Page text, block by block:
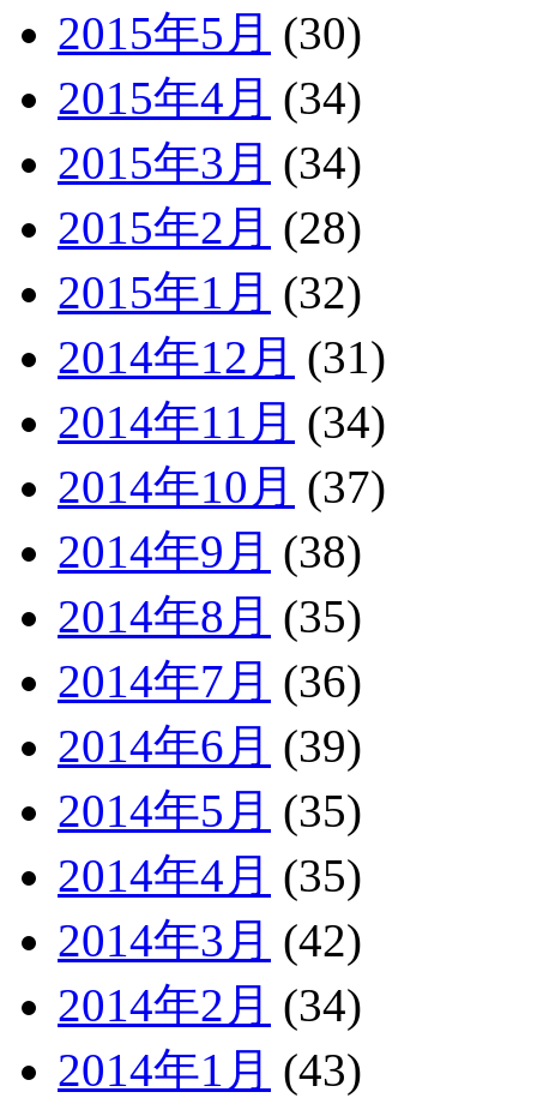
2015年5月 (30)
2015年4月 (34)
2015年3月 (34)
2015年2月 (28)
2015年1月 (32)
2014年12月 (31)
2014年11月 (34)
2014年10月 (37)
2014年9月 (38)
2014年8月 (35)
2014年7月 (36)
2014年6月 (39)
2014年5月 (35)
2014年4月 (35)
2014年3月 (42)
2014年2月 (34)
2014年1月 (43)